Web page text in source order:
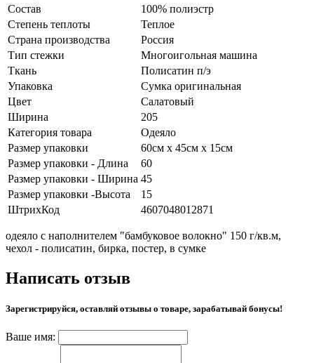
Состав
100% полиэстр
Степень теплоты
Теплое
Страна производства
Россия
Тип стежки
Многоигольная машина
Ткань
Полисатин п/э
Упаковка
Сумка оригинальная
Цвет
Салатовый
Ширина
205
Категория товара
Одеяло
Размер упаковки
60см х 45см х 15см
Размер упаковки - Длина
60
Размер упаковки - Ширина 45
Размер упаковки -Высота
15
ШтрихКод
4607048012871
одеяло с наполнителем "бамбуковое волокно" 150 г/кв.м,
чехол - полисатин, бирка, постер, в сумке
Написать отзыв
Зарегистрируйся, оставляй отзывы о товаре, зарабатывай бонусы!
Ваше имя: